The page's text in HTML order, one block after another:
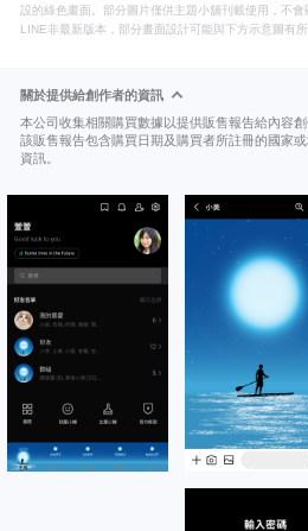
設的綠色畫面。部分圖片僅供主題小舖刊載使用，不
LINE非最新版本，部分畫面設計可能與下方示意圖有所
關於提供給創作者的資訊
本公司收集相關購買數據以提供販售報告給內容創
該販售報告包含購買日期及購買者所註冊的國家
資訊。